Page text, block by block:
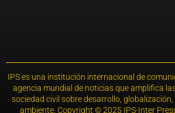
IPS es una institución internacional de
agencia mundial de noticias que amplifica
sociedad civil sobre desarrollo,
ambiente. Copyright © 2025 IPS-Inter